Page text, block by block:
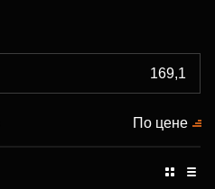
По цене